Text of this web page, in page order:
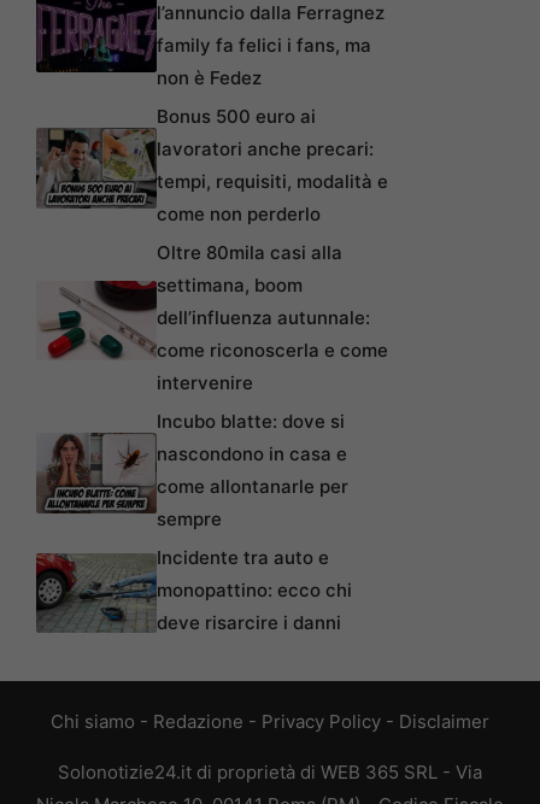
l’annuncio dalla Ferragnez
family fa felici i fans, ma
non è Fedez
Bonus 500 euro ai
lavoratori anche precari:
tempi, requisiti, modalità e
come non perderlo
Oltre 80mila casi alla
settimana, boom
dell’influenza autunnale:
come riconoscerla e come
intervenire
Incubo blatte: dove si
nascondono in casa e
come allontanarle per
sempre
Incidente tra auto e
monopattino: ecco chi
deve risarcire i danni
Chi siamo - Redazione - Privacy Policy - Disclaimer
Solonotizie24.it di proprietà di WEB 365 SRL - Via